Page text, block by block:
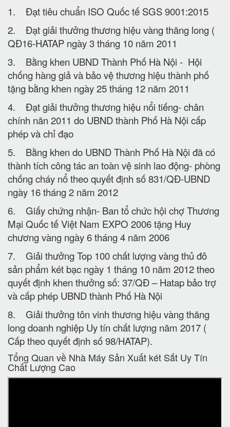
1. Đạt tiêu chuẩn ISO Quốc tế SGS 9001:2015
2. Đạt giải thưởng thương hiệu vàng thăng long (
QĐ16-HATAP ngày 3 tháng 10 năm 2011
3. Bằng khen UBND Thành Phố Hà Nội - Hội
chống hàng giả và bảo vệ thương hiệu thành phố
tặng bằng khen ngày 25 tháng 12 năm 2011
4. Đạt giải thưởng thương hiệu nổi tiếng- chân
chính năn 2011 do UBND thành Phố Hà Nội cấp
phép và chỉ đạo
5. Bằng khen do UBND Thành Phố Hà Nội đã có
thành tích công tác an toàn vệ sinh lao động- phòng
chống cháy nổ theo quyết định số 831/QĐ-UBND
ngày 16 tháng 2 năm 2012
6. Giấy chứng nhận- Ban tổ chức hội chợ Thương
Mại Quốc tế Việt Nam EXPO 2006 tặng Huy
chương vàng ngày 6 tháng 4 năm 2006
7. Giải thưởng Top 100 chất lượng vàng thủ đô
sản phẩm két bạc ngày 1 tháng 10 năm 2012 theo
quyết định khen thưởng số: 37/QĐ – Hatap bảo trợ
và cấp phép UBND thành Phố Hà Nội
8. Giải thưởng tôn vinh thương hiệu vàng thăng
long doanh nghiệp Uy tín chất lượng năm 2017 (
Cấp theo quyết định số 98/HATAP).
Tổng Quan về Nhà Máy Sản Xuất két Sắt Uy Tín
Chất Lượng Cao